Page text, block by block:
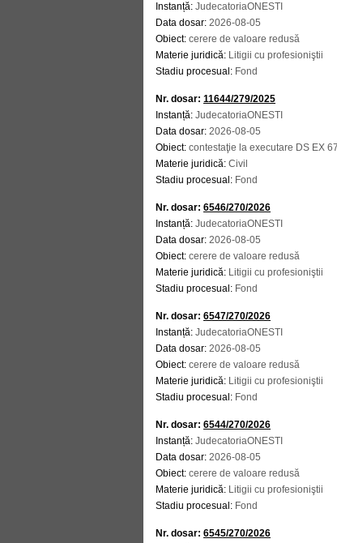
Instanță: JudecatoriaONESTI
Data dosar: 2026-08-05
Obiect: cerere de valoare redusă
Materie juridică: Litigii cu profesioniştii
Stadiu procesual: Fond
Nr. dosar: 11644/279/2025
Instanță: JudecatoriaONESTI
Data dosar: 2026-08-05
Obiect: contestaţie la executare DS EX
Materie juridică: Civil
Stadiu procesual: Fond
Nr. dosar: 6546/270/2026
Instanță: JudecatoriaONESTI
Data dosar: 2026-08-05
Obiect: cerere de valoare redusă
Materie juridică: Litigii cu profesioniştii
Stadiu procesual: Fond
Nr. dosar: 6547/270/2026
Instanță: JudecatoriaONESTI
Data dosar: 2026-08-05
Obiect: cerere de valoare redusă
Materie juridică: Litigii cu profesioniştii
Stadiu procesual: Fond
Nr. dosar: 6544/270/2026
Instanță: JudecatoriaONESTI
Data dosar: 2026-08-05
Obiect: cerere de valoare redusă
Materie juridică: Litigii cu profesioniştii
Stadiu procesual: Fond
Nr. dosar: 6545/270/2026